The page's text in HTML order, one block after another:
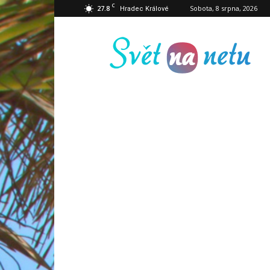
27.8 C Hradec Králové Sobota, 8 srpna, 2026
Svět
na
netu